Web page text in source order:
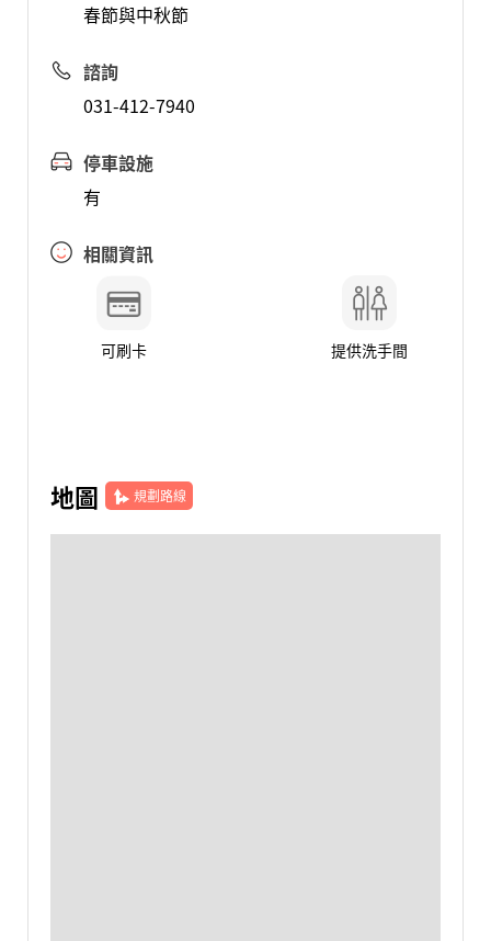
春節與中秋節
諮詢
031-412-7940
停車設施
有
相關資訊
可刷卡 提供洗手間
地圖 規劃路線